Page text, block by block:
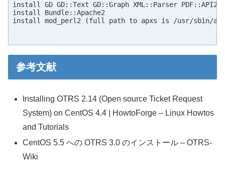
install GD GD::Text GD::Graph XML::Parser PDF::API2
install Bundle::Apache2
install mod_perl2 (full path to apxs is /usr/sbin/
参考文献
Installing OTRS 2.14 (Open source Ticket Request
System) on CentOS 4.4 | HowtoForge – Linux Howtos
and Tutorials
CentOS 5.5 への OTRS 3.0 のインストール – OTRS-
Wiki